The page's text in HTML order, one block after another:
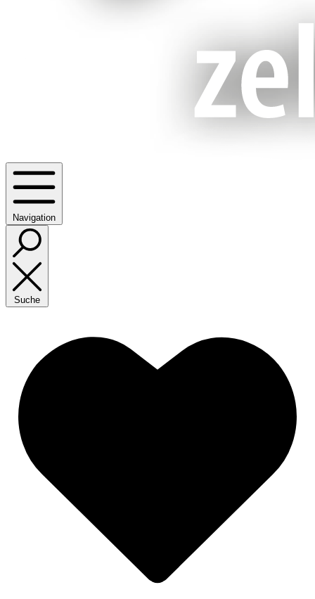
Navigation
Suche